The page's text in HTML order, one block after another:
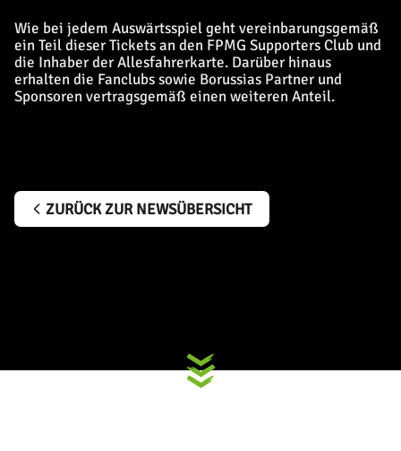
Wie bei jedem Auswärtsspiel geht vereinbarungsgemäß
ein Teil dieser Tickets an den FPMG Supporters Club und
die Inhaber der Allesfahrerkarte. Darüber hinaus
erhalten die Fanclubs sowie Borussias Partner und
Sponsoren vertragsgemäß einen weiteren Anteil.
ZURÜCK ZUR NEWSÜBERSICHT